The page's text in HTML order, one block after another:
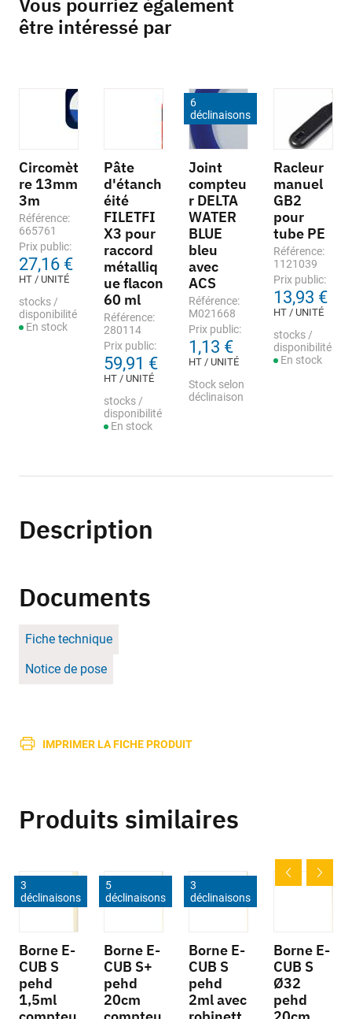
être intéressé par
Circomèt
re 13mm
3m
Référence:
665761
Prix public:
27,16 €
HT / UNITÉ
stocks /
disponibilité
En stock
Pâte
d'étanch
éité
FILETFI
X3 pour
raccord
métalliq
ue flacon
60 ml
Référence:
280114
Prix public:
59,91 €
HT / UNITÉ
stocks /
disponibilité
En stock
6
déclinaisons
Joint
compteu
r DELTA
WATER
BLUE
bleu
avec
ACS
Référence:
M021668
Prix public:
1,13 €
HT / UNITÉ
Stock selon
déclinaison
Racleur
manuel
GB2
pour
tube PE
Référence:
1121039
Prix public:
13,93 €
HT / UNITÉ
stocks /
disponibilité
En stock
Description
Documents
Fiche technique
Notice de pose
IMPRIMER LA FICHE PRODUIT
Produits similaires
3
déclinaisons
Borne E-
CUB S
pehd
1,5ml
5
déclinaisons
Borne E-
CUB S+
pehd
20cm
3
déclinaisons
Borne E-
CUB S
pehd
2ml avec
Borne E-
CUB S
Ø32
pehd